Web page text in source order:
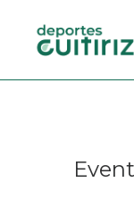
Contacto